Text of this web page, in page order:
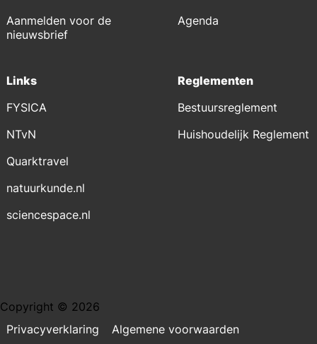
Aanmelden voor de
nieuwsbrief
Agenda
Links
FYSICA
NTvN
Quarktravel
natuurkunde.nl
sciencespace.nl
Reglementen
Bestuursreglement
Huishoudelijk Reglement
Copyright © 2026
Privacyverklaring
Algemene voorwaarden